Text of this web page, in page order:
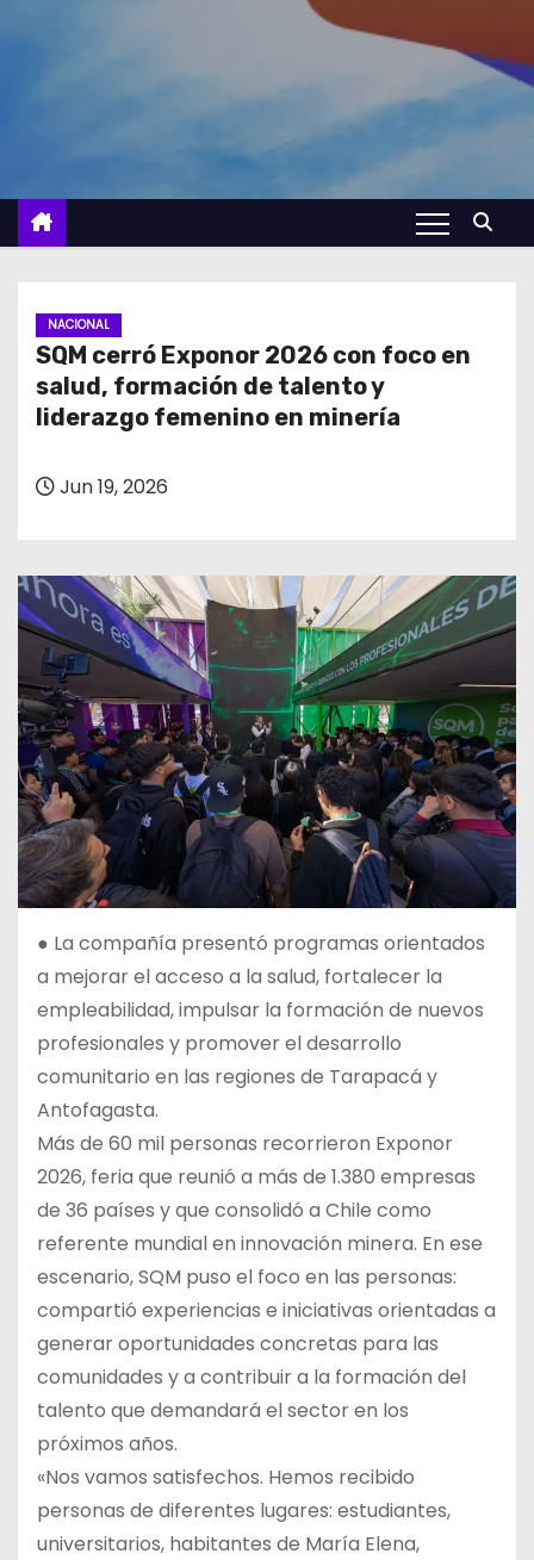
NACIONAL
SQM cerró Exponor 2026 con foco en
salud, formación de talento y
liderazgo femenino en minería
Jun 19, 2026
● La compañía presentó programas orientados
a mejorar el acceso a la salud, fortalecer la
empleabilidad, impulsar la formación de nuevos
profesionales y promover el desarrollo
comunitario en las regiones de Tarapacá y
Antofagasta.
Más de 60 mil personas recorrieron Exponor
2026, feria que reunió a más de 1.380 empresas
de 36 países y que consolidó a Chile como
referente mundial en innovación minera. En ese
escenario, SQM puso el foco en las personas:
compartió experiencias e iniciativas orientadas a
generar oportunidades concretas para las
comunidades y a contribuir a la formación del
talento que demandará el sector en los
próximos años.
«Nos vamos satisfechos. Hemos recibido
personas de diferentes lugares: estudiantes,
universitarios, habitantes de María Elena,